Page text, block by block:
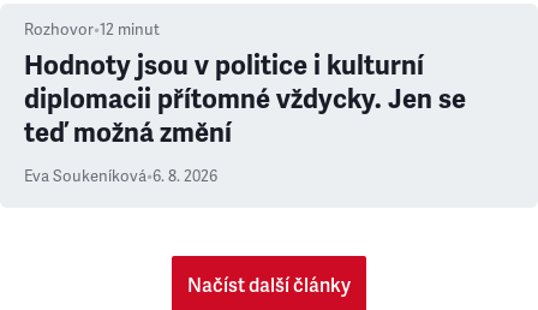
Rozhovor•12 minut
Hodnoty jsou v politice i kulturní
diplomacii přítomné vždycky. Jen se
teď možná změní
Eva Soukeníková•6. 8. 2026
Načíst další články